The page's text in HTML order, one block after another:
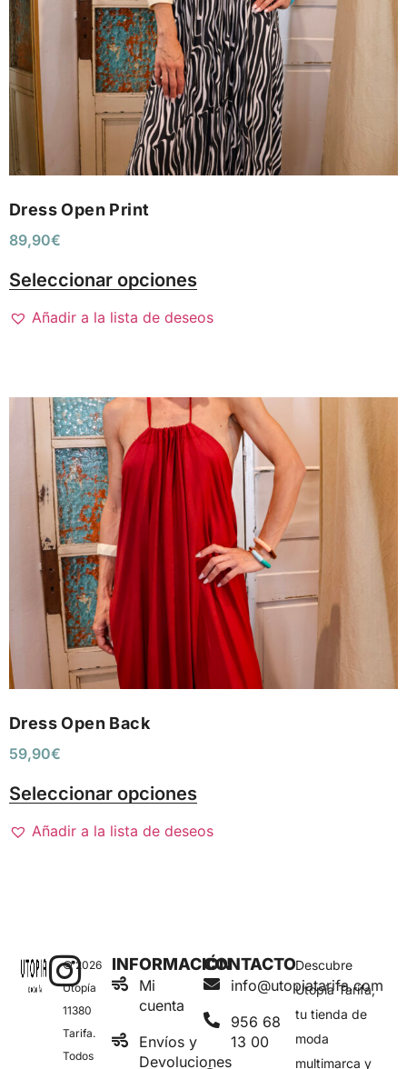
Dress Open Print
89,90€
Seleccionar opciones
Añadir a la lista de deseos
Dress Open Back
59,90€
Seleccionar opciones
Añadir a la lista de deseos
© 2026
Utopía
11380
Tarifa.
Todos
Descubre
Utopía Tarifa,
tu tienda de
moda
multimarca y
CONTACTO
info@utopiatarifa.com
956 68
13 00
INFORMACIÓN
Mi
cuenta
Envíos y
Devoluciones